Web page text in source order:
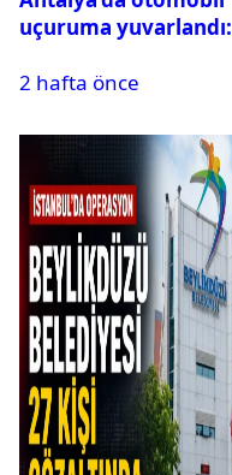
uçuruma yuvarlandı:
var
2 hafta önce